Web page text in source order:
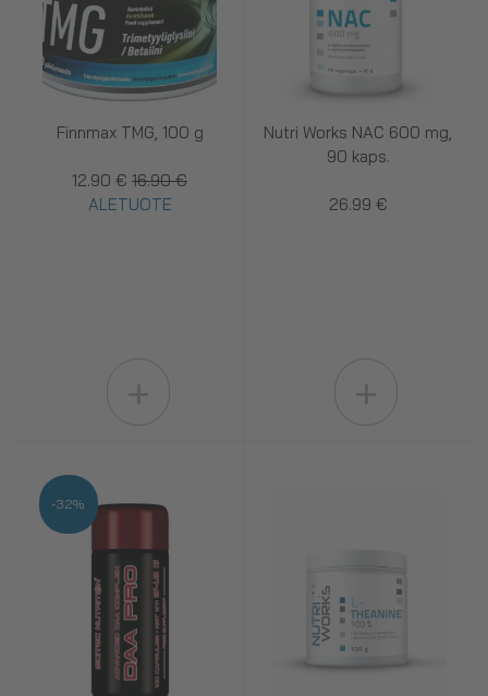
Finnmax TMG, 100 g
12.90 € 16.90 €
ALETUOTE
Nutri Works NAC 600 mg,
90 kaps.
26.99 €
-32%